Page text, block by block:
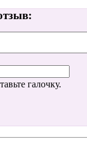
галочку.